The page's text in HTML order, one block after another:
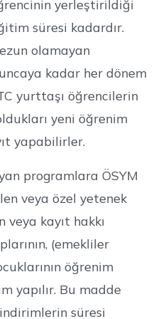
yerleştirildiği
süresi kadardır.
olamayan
kadar her dönem
yurttaşı öğrencilerin
yeni öğrenim
yapabilirler.
programlara ÖSYM
veya özel yetenek
veya kayıt hakkı
(emekliler
öğrenim
yapılır. Bu madde
süresi